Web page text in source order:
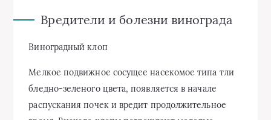
Вредители и болезни винограда
Виноградный клоп
Мелкое под­вижное сосущее насекомое типа тли
бледно-зеленого цвета, появляется в начале
распускания почек и вредит продолжительное